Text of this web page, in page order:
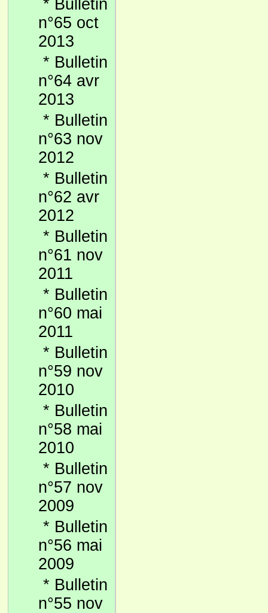
* Bulletin
n°65 oct
2013
* Bulletin
n°64 avr
2013
* Bulletin
n°63 nov
2012
* Bulletin
n°62 avr
2012
* Bulletin
n°61 nov
2011
* Bulletin
n°60 mai
2011
* Bulletin
n°59 nov
2010
* Bulletin
n°58 mai
2010
* Bulletin
n°57 nov
2009
* Bulletin
n°56 mai
2009
* Bulletin
n°55 nov